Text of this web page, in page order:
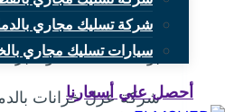
شركة تسليك مجاري
سيارات تسليك مجاري
أحصل علي أسعارنا
شركة عزل
بواسطةmona نوفمبر 26, 2024
شركة عزل خزانات